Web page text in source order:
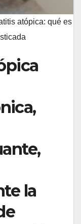
atópica: qué es
la